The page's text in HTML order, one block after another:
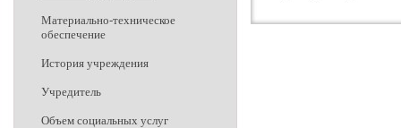
Материально-техническое
обеспечение
История учреждения
Учредитель
Объем социальных услуг